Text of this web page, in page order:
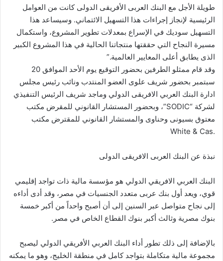
طويلة الأجل مع البنك العربى الأفريقى الدولى كانت من العوامل
الرئيسية لإنجاز إجراءات هذا التسهيل الائتماني. وسيساعد هذا
التسهيل سوديك في الإسراع بمعدلات تطوير المشروع، واستكمال
مسيرة النجاح التي حققتها منتجاتنا الحالية في هذا المشروع الكبير
الذى يطابق أعلى المعايير العالمية.”
وقد قام ممثلو الطرفين بحضور التوقيع يوم الأحد الموافق 20
سبتمبر بحضور شريف علوى العضو المنتدب ونائب رئيس مجلس
ادارة البنك العربي الافريقى الدولي وماجد شريف الرئيس التنفيذي
لشركة “SODIC”، وبحضور المستشار القانوني للمقرض مكتب
معتوق بسيونى وحناوى والمستشار القانوني للمقترض مكتب
.White & Cas
نبذة عن البنك العربى الافريقى الدولى
البنك العربي الافريقي الدولي هو مؤسسة مالية ذات تواجد إقليمي
قوي، ويعد أول بنك عربى متعدد الجنسيات في مصر، وقد أدى أداءه
إلى نجاح متواصل عبر السنين إلى أن أصبح واحداً من أكبر خمسة
بنوك مصرية وثالث أكبر بنوك القطاع الخاص في مصر.
بالإضافة إلى ذلك تطور أداء البنك العربي الأفريقي الدولي ليصبح
مجموعة مالية متكاملة بتواجد كامل في منطقة الخليج، وهو ما يمكنه